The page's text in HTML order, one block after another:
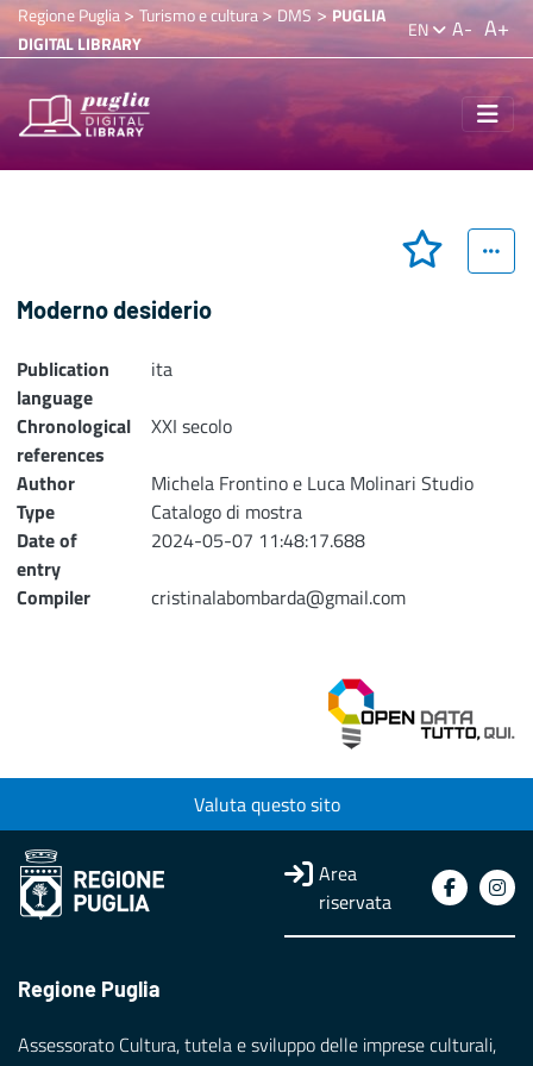
Regione Puglia> Turismo e cultura>DMS > PUGLIA
DIGITAL LIBRARY
EN A- A+
Moderno desiderio
Publication
language
ita
Chronological
references
XXI secolo
Author
Michela Frontino e Luca Molinari Studio
Type
Catalogo di mostra
Date of
entry
2024-05-07 11:48:17.688
Compiler
cristinalabombarda@gmail.com
Valuta questo sito
Area
riservata
Regione Puglia
Assessorato Cultura, tutela e sviluppo delle imprese culturali,